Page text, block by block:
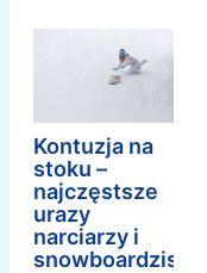
Kontuzja na
stoku –
najczęstsze
urazy
narciarzy i
snowboardzistów